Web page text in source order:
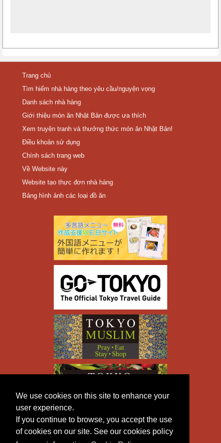
We use cookies on this site to enhance your
user experience.
If you continue to browse, you accept the use
of cookies on our site. See our cookies policy
Trang chủ
Tìm hiếm nhà hàng theo yêu cầu/nguyện vọng
Danh sách nhà hàng
Giới thiệu món ăn Nhật Bản được ưa thích
Xem truyện tranh và thưởng thức món ăn Nhật Bản!
Điều khoản sử dụng
Chính sách trang web
Về Website này
Website tạo thực đơn nhà hàng
Bảng hình ảnh các loại đồ ăn